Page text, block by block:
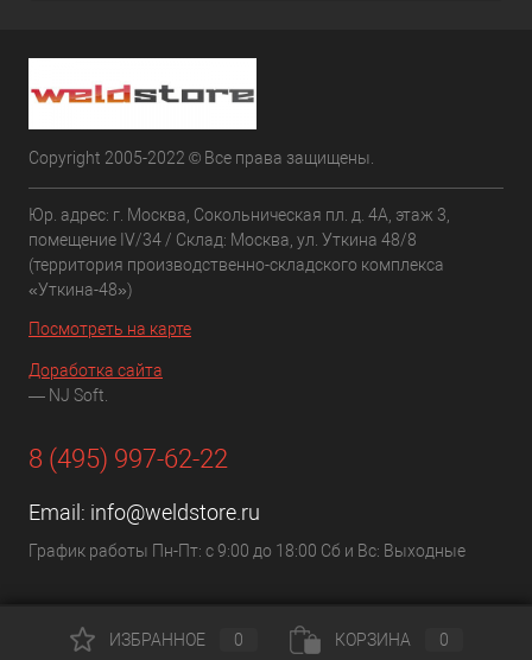
Copyright 2005-2022 © Все права защищены.
Юр. адрес: г. Москва, Сокольническая пл. д. 4А, этаж 3,
помещение IV/34 / Склад: Москва, ул. Уткина 48/8
(территория производственно-складского комплекса
«Уткина-48»)
Посмотреть на карте
Доработка сайта
— NJ Soft.
8 (495) 997-62-22
Email: info@weldstore.ru
График работы Пн-Пт: с 9:00 до 18:00 Сб и Вс: Выходные
ИЗБРАННОЕ 0 КОРЗИНА 0